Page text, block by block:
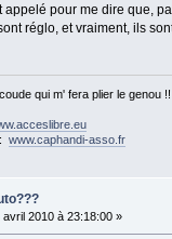
appelé pour me dire que,
réglo, et vraiment, ils
qui m' fera plier le genou
www.caphandi-asso.fr
avril 2010 à 23:18:00 »